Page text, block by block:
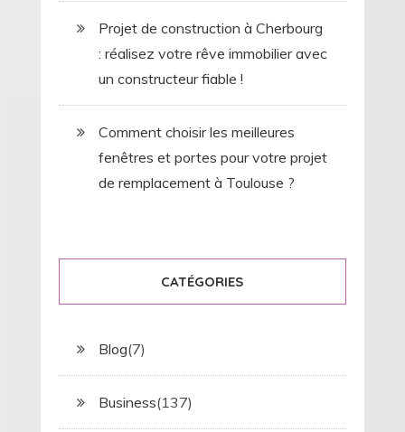
Projet de construction à Cherbourg
: réalisez votre rêve immobilier avec
un constructeur fiable !
Comment choisir les meilleures
fenêtres et portes pour votre projet
de remplacement à Toulouse ?
CATÉGORIES
Blog(7)
Business(137)